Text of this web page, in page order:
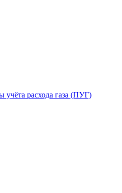
расхода газа (ПУГ)